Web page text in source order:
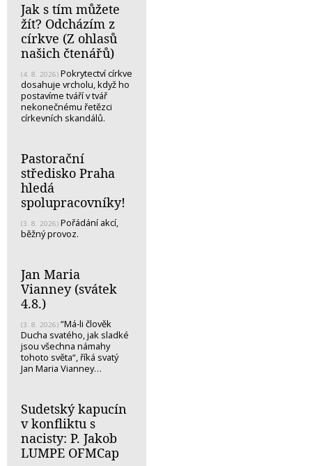
Jak s tím můžete
žít? Odcházím z
církve (Z ohlasů
našich čtenářů)
(4. 8. 2026) Pokrytectví církve
dosahuje vrcholu, když ho
postavíme tváří v tvář
nekonečnému řetězci
církevních skandálů.
Pastorační
středisko Praha
hledá
spolupracovníky!
(3. 8. 2026) Pořádání akcí,
běžný provoz.
Jan Maria
Vianney (svátek
4.8.)
(3. 8. 2026) “Má-li člověk
Ducha svatého, jak sladké
jsou všechna námahy
tohoto světa“, říká svatý
Jan Maria Vianney…
Sudetský kapucín
v konfliktu s
nacisty: P. Jakob
LUMPE OFMCap